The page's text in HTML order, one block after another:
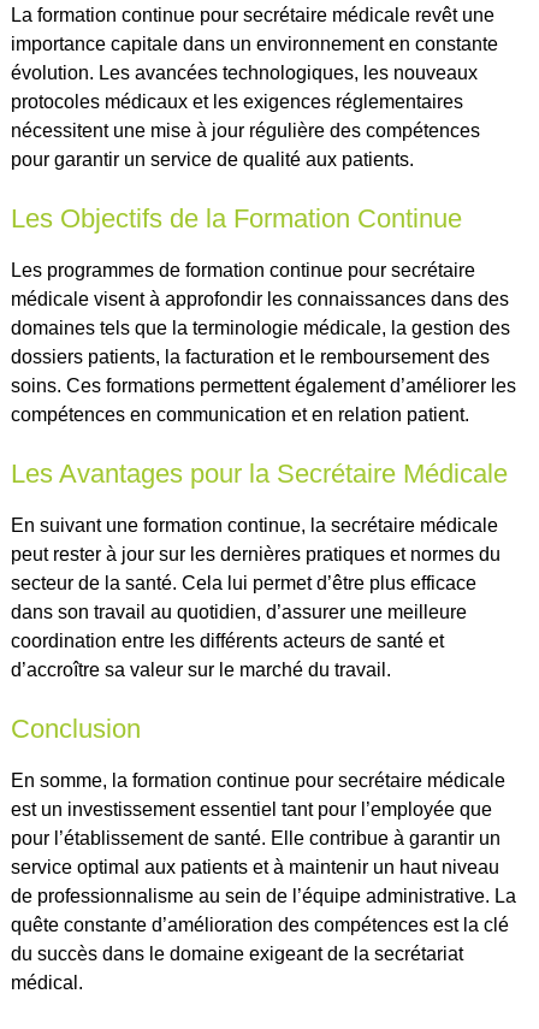
La formation continue pour secrétaire médicale revêt une
importance capitale dans un environnement en constante
évolution. Les avancées technologiques, les nouveaux
protocoles médicaux et les exigences réglementaires
nécessitent une mise à jour régulière des compétences
pour garantir un service de qualité aux patients.
Les Objectifs de la Formation Continue
Les programmes de formation continue pour secrétaire
médicale visent à approfondir les connaissances dans des
domaines tels que la terminologie médicale, la gestion des
dossiers patients, la facturation et le remboursement des
soins. Ces formations permettent également d’améliorer les
compétences en communication et en relation patient.
Les Avantages pour la Secrétaire Médicale
En suivant une formation continue, la secrétaire médicale
peut rester à jour sur les dernières pratiques et normes du
secteur de la santé. Cela lui permet d’être plus efficace
dans son travail au quotidien, d’assurer une meilleure
coordination entre les différents acteurs de santé et
d’accroître sa valeur sur le marché du travail.
Conclusion
En somme, la formation continue pour secrétaire médicale
est un investissement essentiel tant pour l’employée que
pour l’établissement de santé. Elle contribue à garantir un
service optimal aux patients et à maintenir un haut niveau
de professionnalisme au sein de l’équipe administrative. La
quête constante d’amélioration des compétences est la clé
du succès dans le domaine exigeant de la secrétariat
médical.